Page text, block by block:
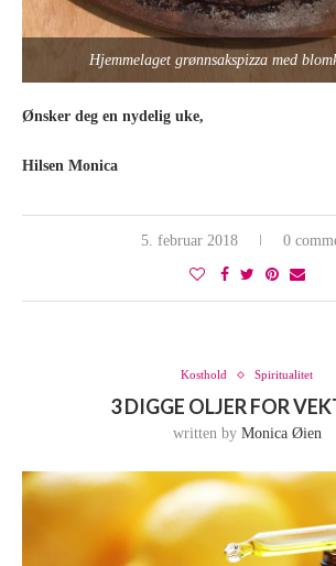
Hjemmelaget grønnsakspizza med
Ønsker deg en nydelig uke,
Hilsen Monica
5. februar 2018 0
Kosthold Spiritualitet
3 DIGGE OLJER FOR
written by Monica Øien